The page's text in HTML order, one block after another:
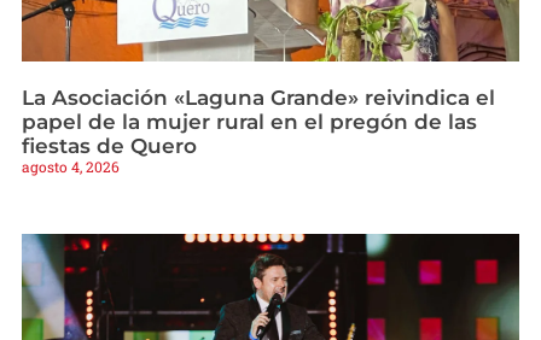
La Asociación «Laguna Grande» reivindica el
papel de la mujer rural en el pregón de las
fiestas de Quero
agosto 4, 2026